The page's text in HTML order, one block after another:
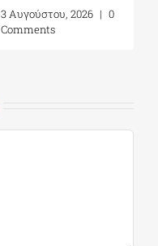
3 Αυγούστου, 2026 | 0
Comments